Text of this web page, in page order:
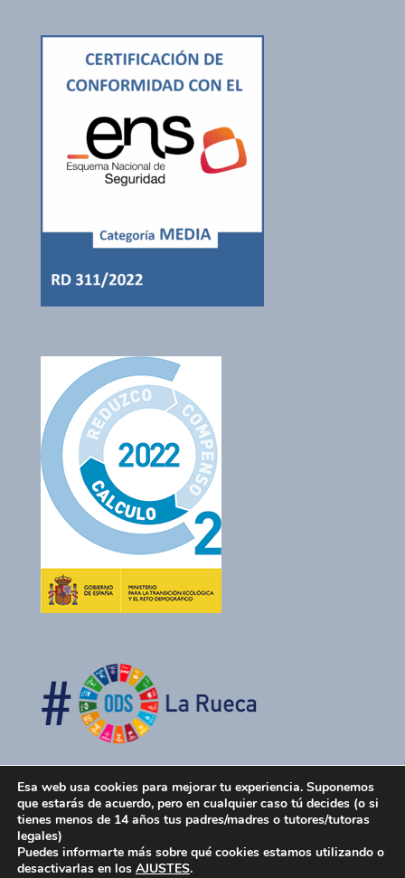
Esa web usa cookies para mejorar tu experiencia. Suponemos
que estarás de acuerdo, pero en cualquier caso tú decides (o si
tienes menos de 14 años tus padres/madres o tutores/tutoras
legales)
Puedes informarte más sobre qué cookies estamos utilizando o
desactivarlas en los AJUSTES.